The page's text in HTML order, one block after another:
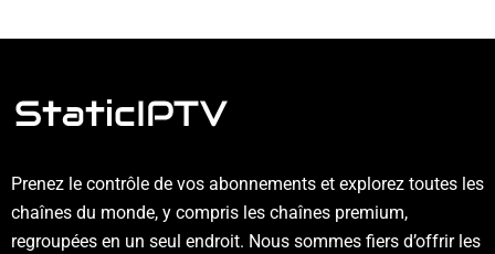
Prenez le contrôle de vos abonnements et explorez toutes les
chaînes du monde, y compris les chaînes premium,
regroupées en un seul endroit. Nous sommes fiers d’offrir les